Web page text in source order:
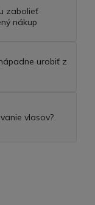
zabolieť
nákup
urobiť z
vlasov?